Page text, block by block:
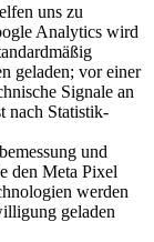
uns zu
Analytics wird
geladen; vor einer
Signale an
nach Statistik-
und
den Meta Pixel
werden
geladen